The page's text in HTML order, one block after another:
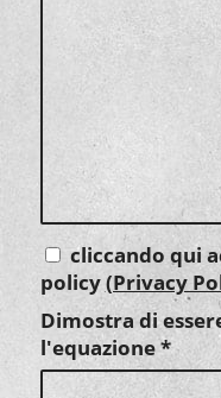
cliccando qui
policy(Privacy
Dimostra di
l'equazione*